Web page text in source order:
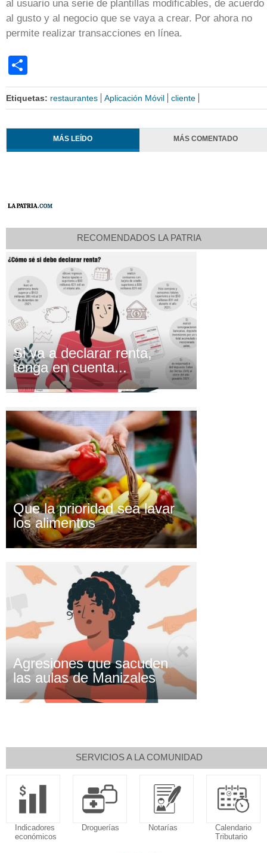
al usuario una serie de plantillas modificables, de acuerdo
al gusto y al negocio que se vaya a crear. Por ahora no
permite realizar transacciones en línea.
Etiquetas: restaurantes Aplicación Móvil cliente
MÁS LEÍDO MÁS COMENTADO
RECOMENDADOS LA PATRIA
Si va a declarar renta,
tenga en cuenta...
Que la prioridad sea lavar
los alimentos
Agresiones que sacuden
las aulas de Manizales
SERVICIOS A LA COMUNIDAD
Indicadores
económicos
Droguerías Notarías
Calendario
Tributario